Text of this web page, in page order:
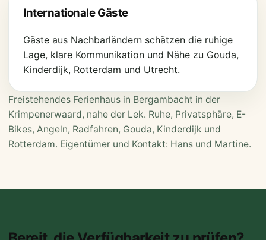
Internationale Gäste
Gäste aus Nachbarländern schätzen die ruhige
Lage, klare Kommunikation und Nähe zu Gouda,
Kinderdijk, Rotterdam und Utrecht.
Freistehendes Ferienhaus in Bergambacht in der
Krimpenerwaard, nahe der Lek. Ruhe, Privatsphäre, E-
Bikes, Angeln, Radfahren, Gouda, Kinderdijk und
Rotterdam. Eigentümer und Kontakt: Hans und Martine.